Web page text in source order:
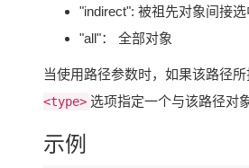
"indirect": 被祖先对象间接
"all"： 全部对象
当使用路径参数时，如果该路径
<type> 选项指定一个与该路径对
示例